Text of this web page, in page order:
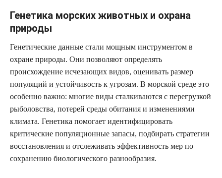
Генетика морских животных и охрана
природы
Генетические данные стали мощным инструментом в
охране природы. Они позволяют определять
происхождение исчезающих видов, оценивать размер
популяций и устойчивость к угрозам. В морской среде это
особенно важно: многие виды сталкиваются с перегрузкой
рыболовства, потерей среды обитания и изменениями
климата. Генетика помогает идентифицировать
критические популяционные запасы, подбирать стратегии
восстановления и отслеживать эффективность мер по
сохранению биологического разнообразия.